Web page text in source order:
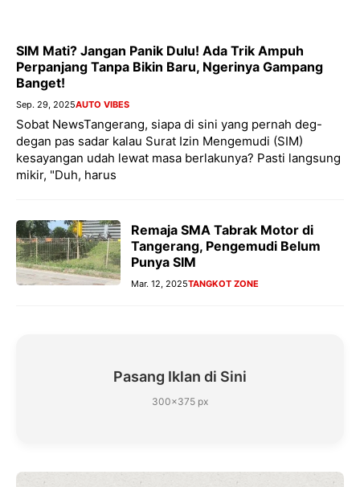
SIM Mati? Jangan Panik Dulu! Ada Trik Ampuh
Perpanjang Tanpa Bikin Baru, Ngerinya Gampang
Banget!
Sep. 29, 2025AUTO VIBES
Sobat NewsTangerang, siapa di sini yang pernah deg-
degan pas sadar kalau Surat Izin Mengemudi (SIM)
kesayangan udah lewat masa berlakunya? Pasti langsung
mikir, "Duh, harus
Remaja SMA Tabrak Motor di
Tangerang, Pengemudi Belum
Punya SIM
Mar. 12, 2025TANGKOT ZONE
Pasang Iklan di Sini
300×375 px